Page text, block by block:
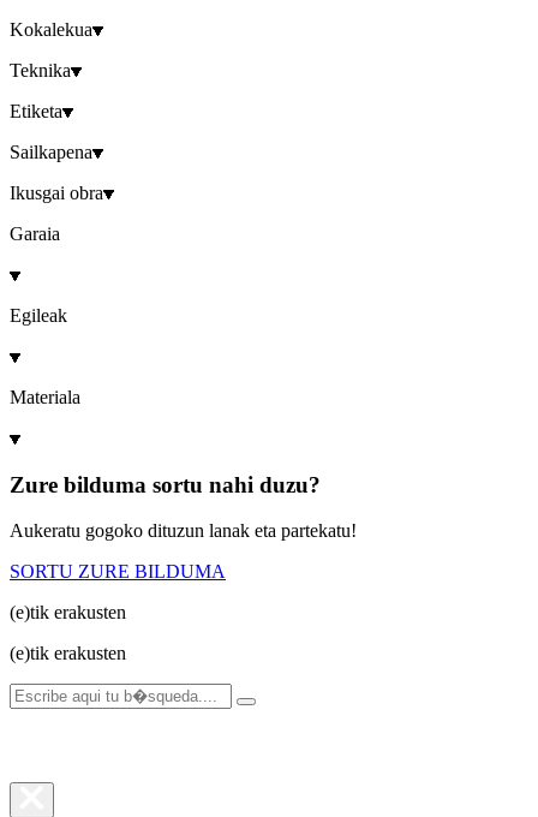
Kokalekua
Teknika
Etiketa
Sailkapena
Ikusgai obra
Garaia
Egileak
Materiala
Zure bilduma sortu nahi duzu?
Aukeratu gogoko dituzun lanak eta partekatu!
SORTU ZURE BILDUMA
(e)tik erakusten
(e)tik erakusten